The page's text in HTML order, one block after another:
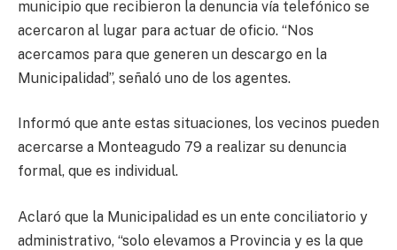
municipio que recibieron la denuncia vía telefónico se
acercaron al lugar para actuar de oficio. “Nos
acercamos para que generen un descargo en la
Municipalidad”, señaló uno de los agentes.
Informó que ante estas situaciones, los vecinos pueden
acercarse a Monteagudo 79 a realizar su denuncia
formal, que es individual.
Aclaró que la Municipalidad es un ente conciliatorio y
administrativo, “solo elevamos a Provincia y es la que